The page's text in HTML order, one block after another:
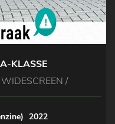
KLASSE
/
2022